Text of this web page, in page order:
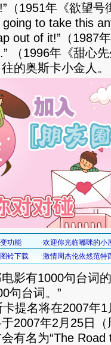
（1951年《欲望
to take this
out of it!”（1987
（1996年《甜心
的奥斯卡小金人。
影有1000句台词
句台词。”
名将在2007年1
2007年2月25日
有名为“The